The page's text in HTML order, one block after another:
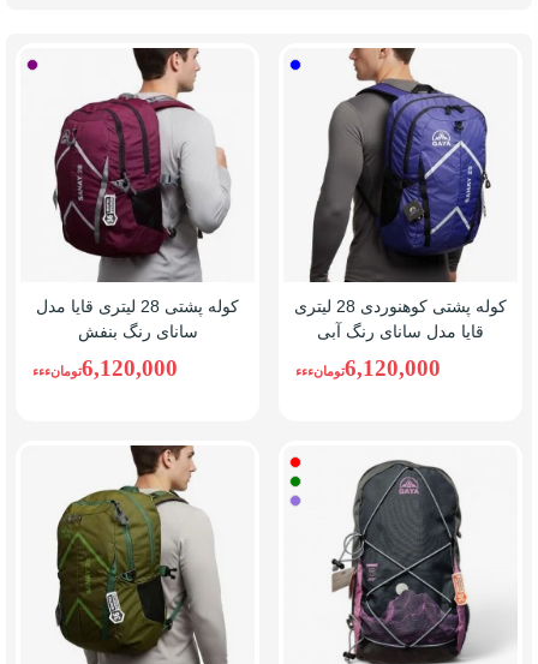
آبی
کوله پشتی کوهنوردی 28 لیتری
قایا مدل سانای رنگ آبی
6,120,000تومانءءء
بنفش
کوله پشتی 28 لیتری قایا مدل
سانای رنگ بنفش
6,120,000تومانءءء
قرمز
سبز
یاسی(بنفش)